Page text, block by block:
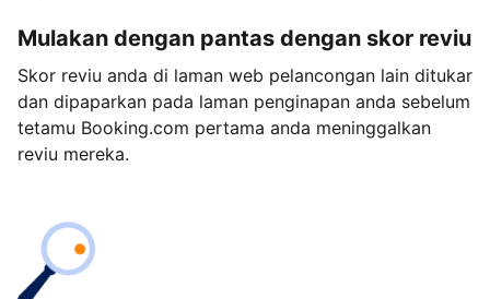
Mulakan dengan pantas dengan skor reviu
Skor reviu anda di laman web pelancongan lain ditukar
dan dipaparkan pada laman penginapan anda sebelum
tetamu Booking.com pertama anda meninggalkan
reviu mereka.